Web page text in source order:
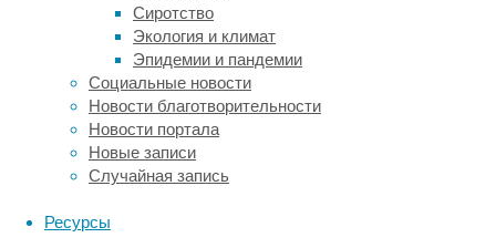
Сиротство
Экология и климат
Эпидемии и пандемии
Социальные новости
Новости благотворительности
Новости портала
Новые записи
Случайная запись
Ресурсы
видно,
может
внезапно
напасть
из-
за
на